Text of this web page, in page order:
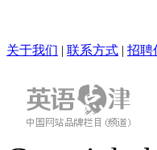
关于我们 | 联系方式 | 招聘